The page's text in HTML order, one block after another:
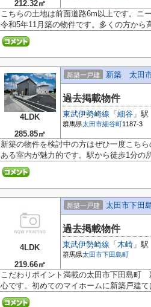
212.32㎡
こちらの土地は前面道路6m以上です。ニ
令和5年11月築の物件です。多くの方か
4LDK
285.85㎡
新築一戸建 新築 太田
過去掲載物件
東武伊勢崎線 「 細谷 」駅
群馬県太田市細谷町1187-3
新築の物件を検討中の方はぜひ一度こち
ある室内が魅力的です。駅から徒歩1分の
4LDK
219.66㎡
新築一戸建 太田市下田
過去掲載物件
東武伊勢崎線 「 木崎 」駅
群馬県太田市下田島町
こだわりポイント満載の太田市下田島町
心です。初めてのマイホームに新築戸建